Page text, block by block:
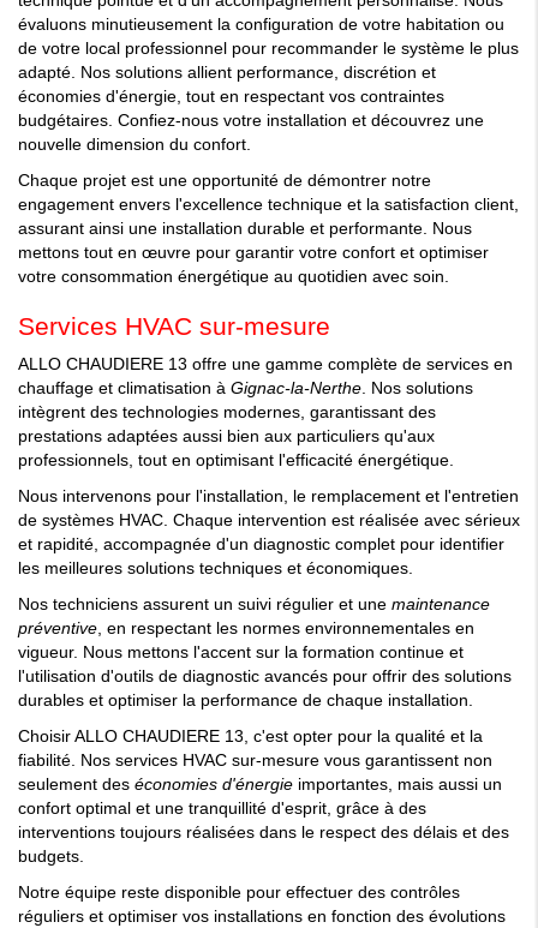
évaluons minutieusement la configuration de votre habitation ou
de votre local professionnel pour recommander le système le plus
adapté. Nos solutions allient performance, discrétion et
économies d'énergie, tout en respectant vos contraintes
budgétaires. Confiez-nous votre installation et découvrez une
nouvelle dimension du confort.
Chaque projet est une opportunité de démontrer notre
engagement envers l'excellence technique et la satisfaction client,
assurant ainsi une installation durable et performante. Nous
mettons tout en œuvre pour garantir votre confort et optimiser
votre consommation énergétique au quotidien avec soin.
Services HVAC sur-mesure
ALLO CHAUDIERE 13 offre une gamme complète de services en
chauffage et climatisation à Gignac-la-Nerthe . Nos solutions
intègrent des technologies modernes, garantissant des
prestations adaptées aussi bien aux particuliers qu'aux
professionnels, tout en optimisant l'efficacité énergétique.
Nous intervenons pour l'installation, le remplacement et l'entretien
de systèmes HVAC. Chaque intervention est réalisée avec sérieux
et rapidité, accompagnée d'un diagnostic complet pour identifier
les meilleures solutions techniques et économiques.
Nos techniciens assurent un suivi régulier et une maintenance
préventive , en respectant les normes environnementales en
vigueur. Nous mettons l'accent sur la formation continue et
l'utilisation d'outils de diagnostic avancés pour offrir des solutions
durables et optimiser la performance de chaque installation.
Choisir ALLO CHAUDIERE 13, c'est opter pour la qualité et la
fiabilité. Nos services HVAC sur-mesure vous garantissent non
seulement des économies d'énergie importantes, mais aussi un
confort optimal et une tranquillité d'esprit, grâce à des
interventions toujours réalisées dans le respect des délais et des
budgets.
Notre équipe reste disponible pour effectuer des contrôles
réguliers et optimiser vos installations en fonction des évolutions